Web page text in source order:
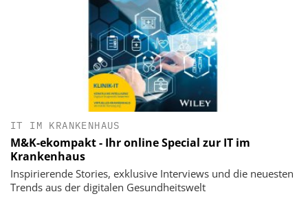
IT IM KRANKENHAUS
M&K-ekompakt - Ihr online Special zur IT im
Krankenhaus
Inspirierende Stories, exklusive Interviews und die neuesten
Trends aus der digitalen Gesundheitswelt